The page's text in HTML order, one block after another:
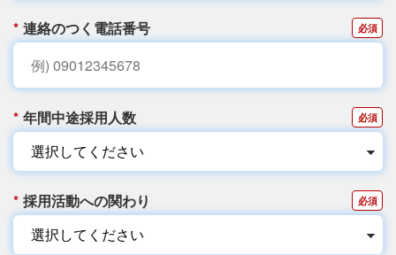
* 連絡のつく電話番号
* 年間中途採用人数
* 採用活動への関わり